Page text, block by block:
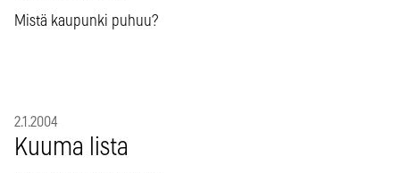
Mistä kaupunki puhuu?
2.1.2004
Kuuma lista